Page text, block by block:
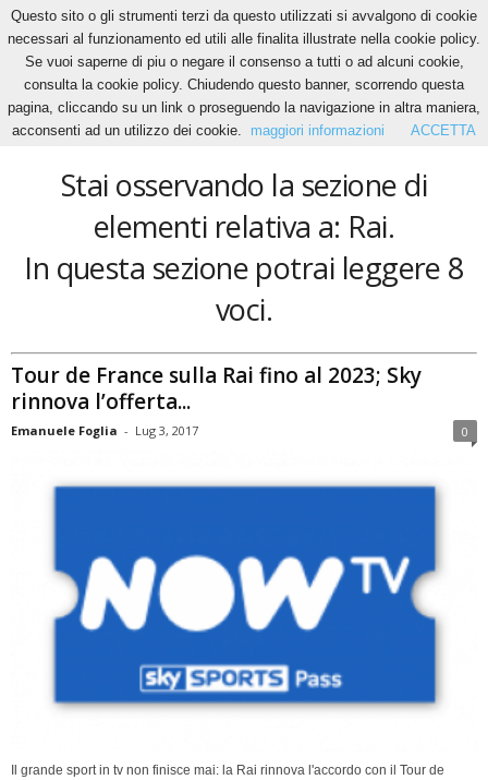
Home Tags Rai
Rai
Stai osservando la sezione di
elementi relativa a: Rai.
In questa sezione potrai leggere 8
voci.
Tour de France sulla Rai fino al 2023; Sky
rinnova l’offerta...
Emanuele Foglia - Lug 3, 2017 0
Il grande sport in tv non finisce mai: la Rai rinnova l'accordo con il Tour de
Questo sito o gli strumenti terzi da questo utilizzati si avvalgono di cookie
necessari al funzionamento ed utili alle finalita illustrate nella cookie policy.
Se vuoi saperne di piu o negare il consenso a tutti o ad alcuni cookie,
consulta la cookie policy. Chiudendo questo banner, scorrendo questa
pagina, cliccando su un link o proseguendo la navigazione in altra maniera,
acconsenti ad un utilizzo dei cookie.
maggiori informazioni ACCETTA